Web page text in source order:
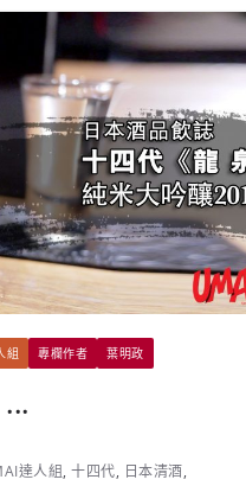
組 專欄作者 葉明政
達人組, 十四代, 日本清酒,